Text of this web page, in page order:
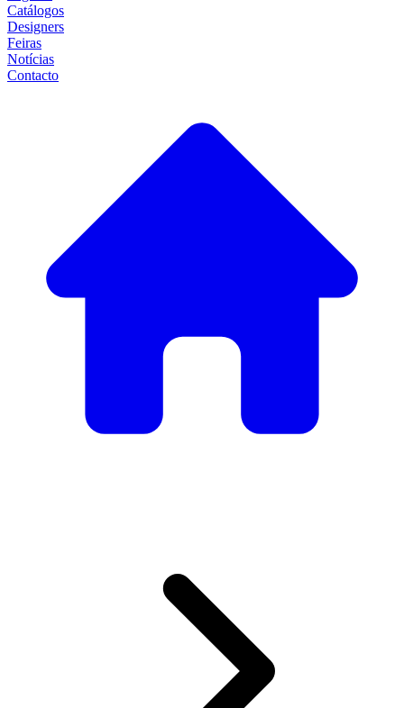
Catálogos
Designers
Feiras
Notícias
Contacto